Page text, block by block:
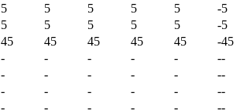
5 5 5 5 5 -5
5 5 5 5 5 -5
45 45 45 45 45 -45
- - - - - --
- - - - - --
- - - - - --
- - - - - --